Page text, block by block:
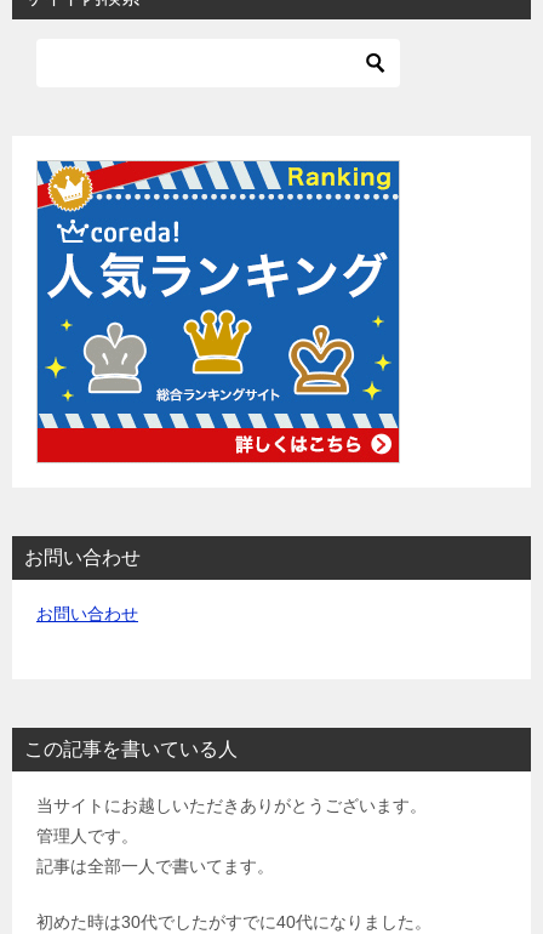
お問い合わせ
お問い合わせ
この記事を書いている人
当サイトにお越しいただきありがとうございます。
管理人です。
記事は全部一人で書いてます。
初めた時は30代でしたがすでに40代になりました。